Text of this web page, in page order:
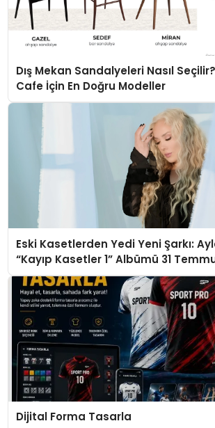
Dış Mekan Sandalyeleri Nasıl
Cafe İçin En Doğru Modeller
Eski Kasetlerden Yedi Yeni Şarkı:
“Kayıp Kasetler 1” Albümü 31
Dijital Forma Tasarla